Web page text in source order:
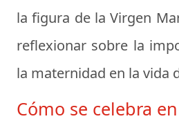
la figura de la Virgen
reflexionar sobre la
la maternidad en la vida
Cómo se celebra